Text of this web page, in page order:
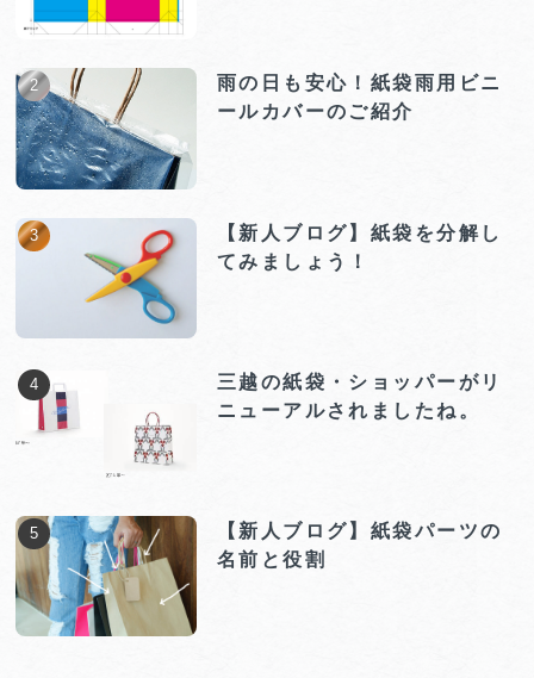
雨の日も安心！紙袋雨用ビニ
ールカバーのご紹介
【新人ブログ】紙袋を分解し
てみましょう！
三越の紙袋・ショッパーがリ
ニューアルされましたね。
【新人ブログ】紙袋パーツの
名前と役割